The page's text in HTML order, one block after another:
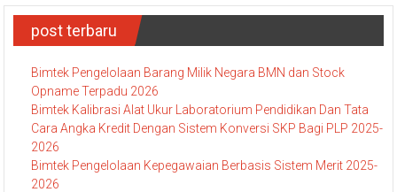
post terbaru
Bimtek Pengelolaan Barang Milik Negara BMN dan Stock
Opname Terpadu 2026
Bimtek Kalibrasi Alat Ukur Laboratorium Pendidikan Dan Tata
Cara Angka Kredit Dengan Sistem Konversi SKP Bagi PLP 2025-
2026
Bimtek Pengelolaan Kepegawaian Berbasis Sistem Merit 2025-
2026